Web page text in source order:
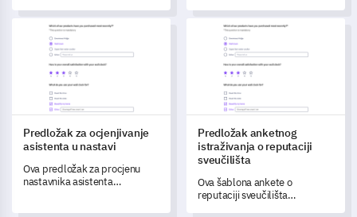
razumijevanje online navika i
preferencija vaše publike.
otpusta iz bolnice te pruža
ključne uvide za poboljšanje
skrbi o pacijentima.
Predložak za ocjenjivanje asistenta u nastavi
Predložak za ocjenjivanje
asistenta u nastavi
Ova predložak za procjenu
nastavnika asistenta
Predložak anketnog
Predložak anketnog
istraživanja o reputaciji
sveučilišta
Ova šablona ankete o
reputaciji sveučilišta